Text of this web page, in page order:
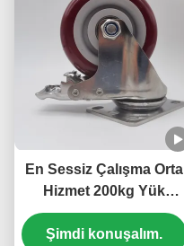
En Sessiz Çalışma Orta
Hizmet 200kg Yük
Paslanmaz Çelik
Tekerlekler PU
Şimdi konuşalım.